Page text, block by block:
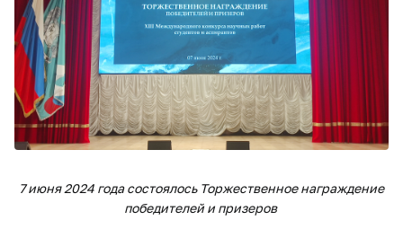
7 июня 2024 года состоялось Торжественное награждение
победителей и призеров